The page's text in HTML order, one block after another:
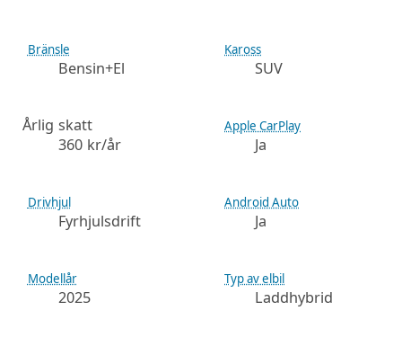
Bränsle
Bensin+El
Kaross
SUV
Årlig skatt
360 kr/år
Apple CarPlay
Ja
Drivhjul
Fyrhjulsdrift
Android Auto
Ja
Modellår
2025
Typ av elbil
Laddhybrid